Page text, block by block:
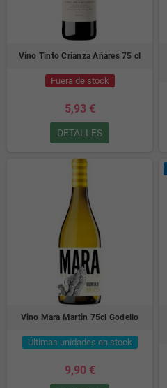
Vino Tinto Crianza Añares 75 cl
Fuera de stock
5,93 €
DETALLES
Vino Mara Martin 75cl Godello
Últimas unidades en stock
9,90 €